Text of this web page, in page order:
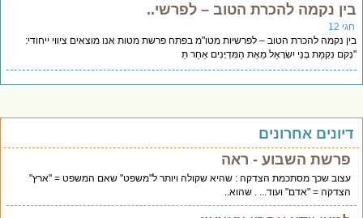
נקמה להכרת הטוב – לפרשי..
12
נקמה להכרת הטוב – לפרשיות מטו"מ בפתח פרשת מטות אנו מוצאים ציווי ייחודי:
נִקְמַת בְּנֵי יִשְׂרָאֵל מֵאֵת הַמִּדְיָנִים אַחַר תֵּ
אחרונים
פרשת השבוע - ראה
עצוב שכך מסתכמת הצדקה : שהיא שקולה ויותר ל"משפט" שאם המשפט = "ארץ"
הצדקה = "אדם" ועוד... . שהוא..